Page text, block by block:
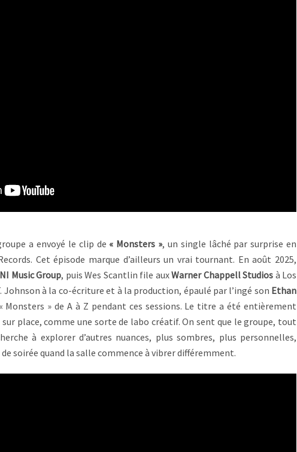
a envoyé le clip de « Monsters », un single lâché par surprise en
Cet épisode marque d’ailleurs un vrai tournant. En août 2025,
NI Music Group, puis Wes Scantlin file auxWarner Chappell Studios à Los
Johnson à la co-écriture et à la production, épaulé par l’ingé son Ethan
Monsters » de A à Z pendant ces sessions. Le titre a été entièrement
place, comme une sorte de labo créatif. On sent que le groupe, tout
à explorer d’autres nuances, plus sombres, plus personnelles,
soirée quand la salle commence à vibrer différemment.